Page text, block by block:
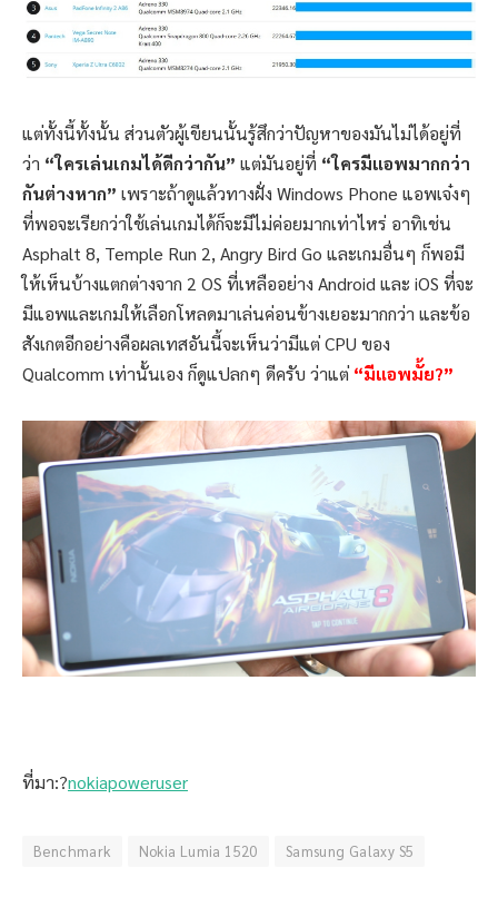
แต่ทั้งนี้ทั้งนั้น ส่วนตัวผู้เขียนนั้นรู้สึกว่าปัญหาของมันไม่ได้อยู่ที่
ว่า “ใครเล่นเกมได้ดีกว่ากัน” แต่มันอยู่ที่ “ใครมีแอพมากกว่า
กันต่างหาก” เพราะถ้าดูแล้วทางฝั่ง Windows Phone แอพเจ๋งๆ
ที่พอจะเรียกว่าใช้เล่นเกมได้ก็จะมีไม่ค่อยมากเท่าไหร่ อาทิเช่น
Asphalt 8, Temple Run 2, Angry Bird Go และเกมอื่นๆ ก็พอมี
ให้เห็นบ้างแตกต่างจาก 2 OS ที่เหลืออย่าง Android และ iOS ที่จะ
มีแอพและเกมให้เลือกโหลดมาเล่นค่อนข้างเยอะมากกว่า และข้อ
สังเกตอีกอย่างคือผลเทสอันนี้จะเห็นว่ามีแต่ CPU ของ
Qualcomm เท่านั้นเอง ก็ดูแปลกๆ ดีครับ ว่าแต่ “มีแอพมั้ย?”
ที่มา:?nokiapoweruser
Benchmark Nokia Lumia 1520 Samsung Galaxy S5